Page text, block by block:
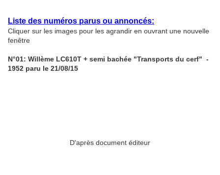
Liste des numéros parus ou annoncés:
Cliquer sur les images pour les agrandir en ouvrant une nouvelle
fenêtre
N°01: Willème LC610T + semi bachée "Transports du cerf" -
1952 paru le 21/08/15
D'après document éditeur